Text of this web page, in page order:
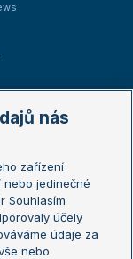
nás
zařízení
jedinečné
Souhlasím
účely
údaje za
nebo